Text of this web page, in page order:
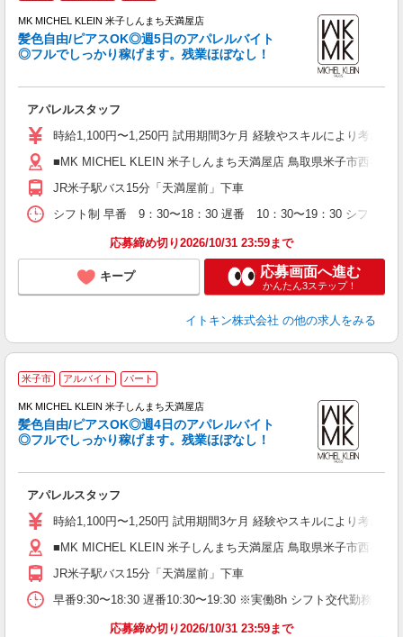
MK MICHEL KLEIN 米子しんまち天満屋店
髪色自由/ピアスOK◎週5日のアパレルバイト
◎フルでしっかり稼げます。残業ほぼなし！
アパレルスタッフ
時給1,100円〜1,250円 試用期間3ケ月 経験やスキルにより考慮い
■MK MICHEL KLEIN 米子しんまち天満屋店 鳥取県米子市西福原
JR米子駅バス15分「天満屋前」下車
シフト制 早番 9：30〜18：30 遅番 10：30〜19：30 シフト交
応募締め切り2026/10/31 23:59まで
キープ 応募画面へ進む
かんたん3ステップ！
イトキン株式会社 の他の求人をみる
米子市 アルバイト パート
MK MICHEL KLEIN 米子しんまち天満屋店
髪色自由/ピアスOK◎週4日のアパレルバイト
◎フルでしっかり稼げます。残業ほぼなし！
アパレルスタッフ
時給1,100円〜1,250円 試用期間3ケ月 経験やスキルにより考慮い
■MK MICHEL KLEIN 米子しんまち天満屋店 鳥取県米子市西福原
JR米子駅バス15分「天満屋前」下車
早番9:30〜18:30 遅番10:30〜19:30 ※実働8h シフト交代勤務に
応募締め切り2026/10/31 23:59まで